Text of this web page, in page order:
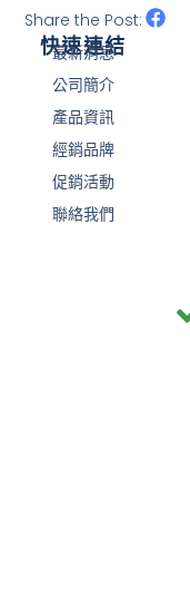
Share the Post:
快速連結
最新消息
公司簡介
產品資訊
經銷品牌
促銷活動
聯絡我們